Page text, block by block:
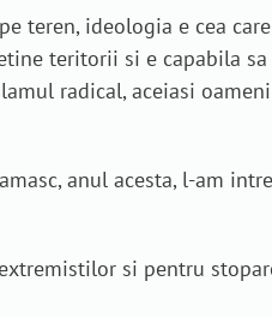
teren, ideologia e cea
teritorii si e capabila
radical, aceiasi
anul acesta, l-am
si pentru